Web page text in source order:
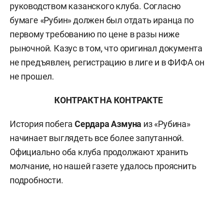
руководством казанского клуба. Согласно
бумаге «Рубин» должен был отдать иранца по
первому требованию по цене в разы ниже
рыночной. Казус в том, что оригинал документа
не предъявлен, регистрацию в лиге и в ФИФА он
не прошел.
КОНТРАКТ НА КОНТРАКТЕ
История побега Сердара Азмуна из «Рубина»
начинает выглядеть все более запутанной.
Официально оба клуба продолжают хранить
молчание, но нашей газете удалось прояснить
подробности.